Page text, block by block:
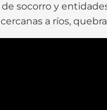
socorro y
a ríos,